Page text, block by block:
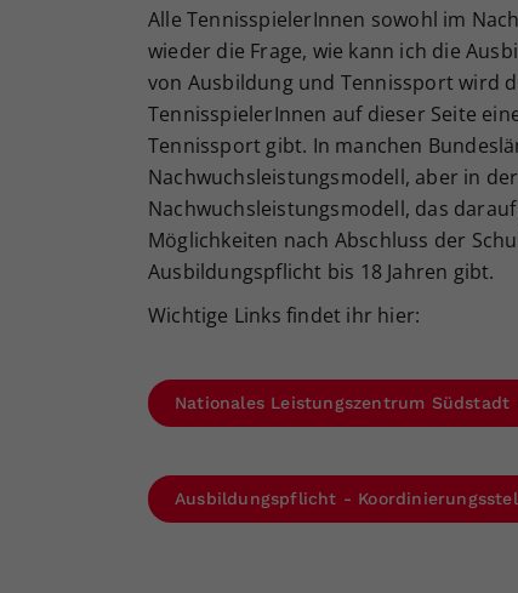
Alle TennisspielerInnen sowohl im
wieder die Frage, wie kann ich die
von Ausbildung und Tennissport wird
TennisspielerInnen auf dieser Seite
Tennissport gibt. In manchen
Nachwuchsleistungsmodell, aber in
Nachwuchsleistungsmodell, das
Möglichkeiten nach Abschluss der
Ausbildungspflicht bis 18 Jahren gibt.
Wichtige Links findet ihr hier:
Nationales Leistungszentrum Südstadt
Ausbildungspflicht -